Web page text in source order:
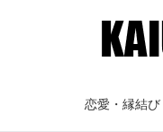
恋愛・縁結び